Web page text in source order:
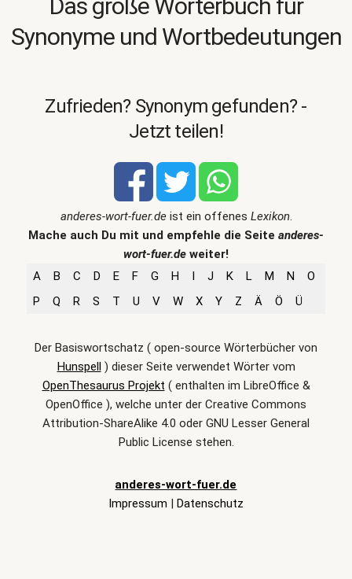
Das große Wörterbuch für
Synonyme und Wortbedeutungen
Zufrieden? Synonym gefunden? -
Jetzt teilen!
anderes-wort-fuer.deist ein offenes Lexikon.
Mache auch Du mit und empfehle die Seite anderes-
wort-fuer.de weiter!
A
B C D E F G H I J K L M N
O
P
Q R S T U V W X Y Z Ä Ö Ü
Der Basiswortschatz ( open-source Wörterbücher von
Hunspell) dieser Seite verwendet Wörter vom
OpenThesaurus Projekt ( enthalten im LibreOffice &
OpenOffice ), welche unter der Creative Commons
Attribution-ShareAlike 4.0 oder GNU Lesser General
Public License stehen.
anderes-wort-fuer.de
Impressum | Datenschutz